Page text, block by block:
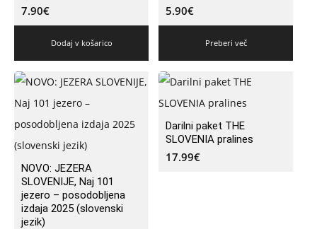
7.90€
Dodaj v košarico
5.90€
Preberi več
NOVO: JEZERA
SLOVENIJE, Naj 101
jezero – posodobljena
izdaja 2025 (slovenski
jezik)
Darilni paket THE
SLOVENIA pralines
17.99€